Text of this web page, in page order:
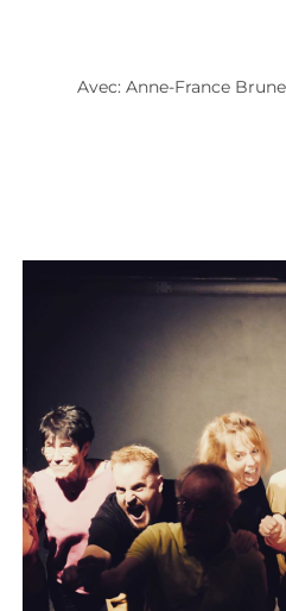
Avec: Anne-France